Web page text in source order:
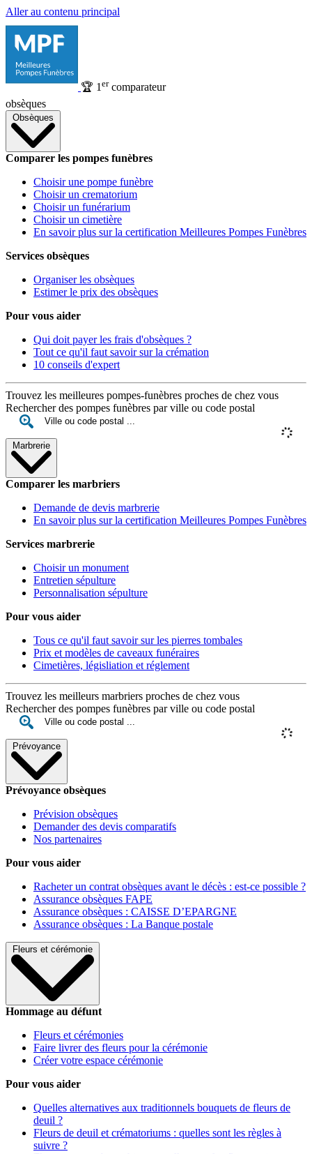
Aller au contenu principal
🏆 1 ercomparateur
obsèques
Obsèques
Comparer les pompes funèbres
Choisir une pompe funèbre
Choisir un crematorium
Choisir un funérarium
Choisir un cimetière
En savoir plus sur la certification Meilleures Pompes Funèbres
Services obsèques
Organiser les obsèques
Estimer le prix des obsèques
Pour vous aider
Qui doit payer les frais d'obsèques ?
Tout ce qu'il faut savoir sur la crémation
10 conseils d'expert
Trouvez les meilleures pompes-funèbres proches de chez vous
Rechercher des pompes funèbres par ville ou code postal
Marbrerie
Comparer les marbriers
Demande de devis marbrerie
En savoir plus sur la certification Meilleures Pompes Funèbres
Services marbrerie
Choisir un monument
Entretien sépulture
Personnalisation sépulture
Pour vous aider
Tous ce qu'il faut savoir sur les pierres tombales
Prix et modèles de caveaux funéraires
Cimetières, législiation et réglement
Trouvez les meilleurs marbriers proches de chez vous
Rechercher des pompes funèbres par ville ou code postal
Prévoyance
Prévoyance obsèques
Prévision obsèques
Demander des devis comparatifs
Nos partenaires
Pour vous aider
Racheter un contrat obsèques avant le décès : est-ce possible ?
Assurance obsèques FAPE
Assurance obsèques : CAISSE D’EPARGNE
Assurance obsèques : La Banque postale
Fleurs et cérémonie
Hommage au défunt
Fleurs et cérémonies
Faire livrer des fleurs pour la cérémonie
Créer votre espace cérémonie
Pour vous aider
Quelles alternatives aux traditionnels bouquets de fleurs de
deuil ?
Fleurs de deuil et crématoriums : quelles sont les règles à
suivre ?